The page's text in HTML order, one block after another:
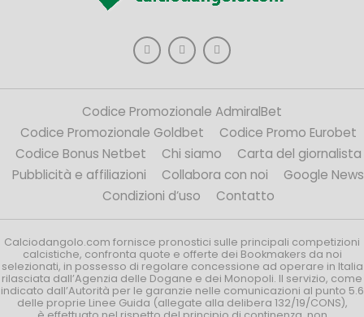
Codice Promozionale AdmiralBet
Codice Promozionale Goldbet
Codice Promo Eurobet
Codice Bonus Netbet
Chi siamo
Carta del giornalista
Pubblicità e affiliazioni
Collabora con noi
Google News
Condizioni d’uso
Contatto
Calciodangolo.com fornisce pronostici sulle principali competizioni
calcistiche, confronta quote e offerte dei Bookmakers da noi
selezionati, in possesso di regolare concessione ad operare in Italia
rilasciata dall’Agenzia delle Dogane e dei Monopoli. Il servizio, come
indicato dall’Autorità per le garanzie nelle comunicazioni al punto 5.6
delle proprie Linee Guida (allegate alla delibera 132/19/CONS),